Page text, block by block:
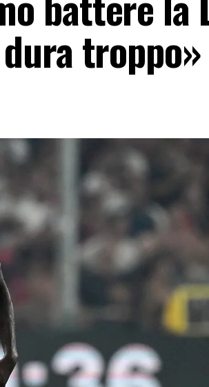
troppo»